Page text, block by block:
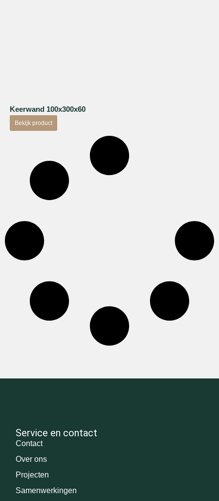
Keerwand 100x300x60
Bekijk product
Service en contact
Contact
Over ons
Projecten
Samenwerkingen